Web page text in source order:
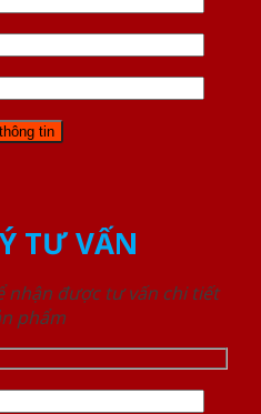
TƯ VẤN
nhận được tư vấn chi tiết
phẩm